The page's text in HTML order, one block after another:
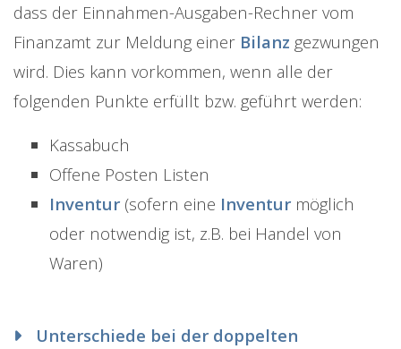
dass der Einnahmen-Ausgaben-Rechner vom
Finanzamt zur Meldung einer Bilanz gezwungen
wird. Dies kann vorkommen, wenn alle der
folgenden Punkte erfüllt bzw. geführt werden:
Kassabuch
Offene Posten Listen
Inventur (sofern eine Inventur möglich
oder notwendig ist, z.B. bei Handel von
Waren)
Unterschiede bei der doppelten